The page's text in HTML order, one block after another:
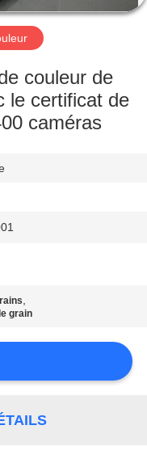
couleur de
le certificat de
caméras
,
grain